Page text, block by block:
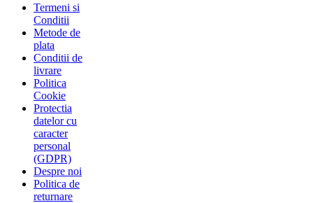
Termeni si
Conditii
Metode de
plata
Conditii de
livrare
Politica
Cookie
Protectia
datelor cu
caracter
personal
(GDPR)
Despre noi
Politica de
returnare